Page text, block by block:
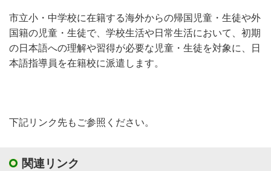
市立小・中学校に在籍する海外からの帰国児童・生徒や外
国籍の児童・生徒で、学校生活や日常生活において、初期
の日本語への理解や習得が必要な児童・生徒を対象に、日
本語指導員を在籍校に派遣します。
下記リンク先もご参照ください。
関連リンク